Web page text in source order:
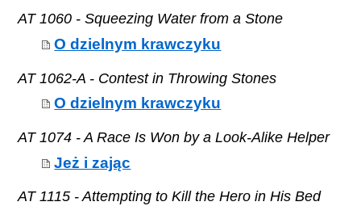
AT 1060 - Squeezing Water from a Stone
O dzielnym krawczyku
AT 1062-A - Contest in Throwing Stones
O dzielnym krawczyku
AT 1074 - A Race Is Won by a Look-Alike Helper
Jeż i zając
AT 1115 - Attempting to Kill the Hero in His Bed